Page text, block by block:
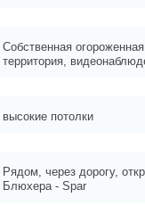
Собственная
территория,
высокие потолки
Рядом, через дорогу,
Блюхера - Spar